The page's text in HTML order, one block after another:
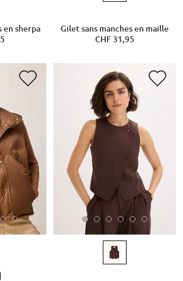
en sherpa
Gilet sans manches en maille
CHF 31,95